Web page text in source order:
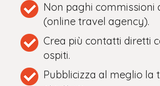
Non paghi commissioni
(online travel agency).
Crea più contatti diretti
ospiti.
Pubblicizza al meglio la